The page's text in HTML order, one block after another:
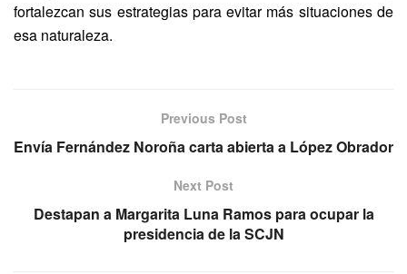
fortalezcan sus estrategias para evitar más situaciones de
esa naturaleza.
Previous Post
Envía Fernández Noroña carta abierta a López Obrador
Next Post
Destapan a Margarita Luna Ramos para ocupar la
presidencia de la SCJN